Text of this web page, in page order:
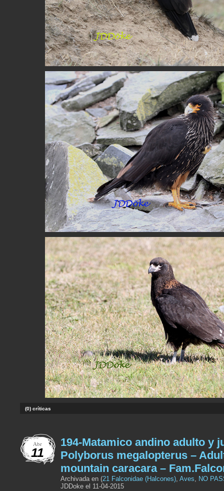
(0) críticas
Abr
11
194-Matamico andino adulto y
Polyborus megalopterus –
mountain caracara –
Archivada en (21 Falconidae (Halcones), Aves, NO
JDDoke el 11-04-2015